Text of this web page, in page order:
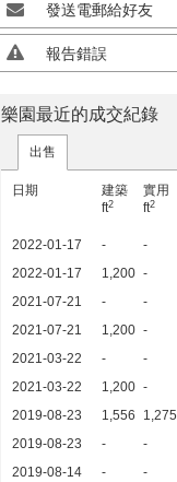
發送電郵給好友
報告錯誤
樂園最近的成交紀錄
出售
日期
建築
ft2
實用
ft2
2022-01-17 - -
2022-01-17
1,200 -
2021-07-21
- -
2021-07-21
1,200 -
2021-03-22
- -
2021-03-22
1,200 -
2019-08-23
1,556 1,275
2019-08-23
- -
2019-08-14
- -